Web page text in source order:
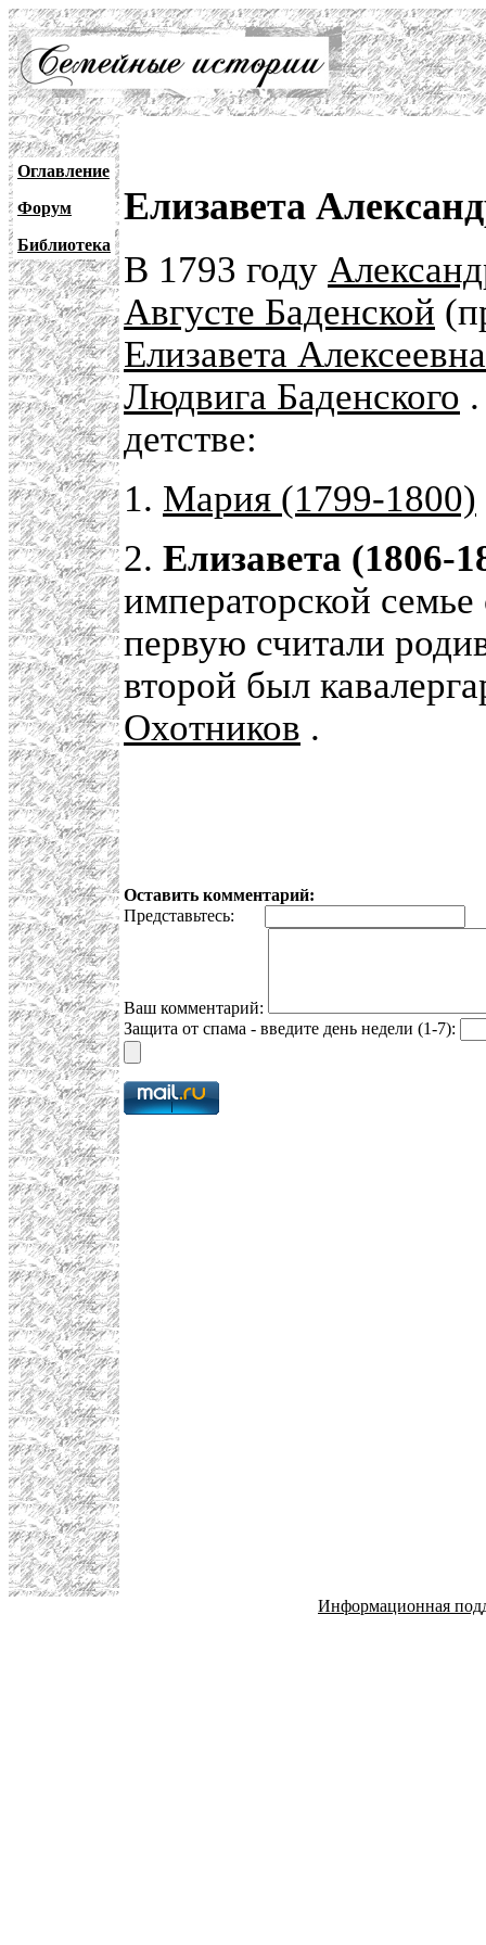
Оглавление
Форум
Библиотека
Елизавета
В 1793 году
Августе Баденской
Елизавета Алексеевна
Людвига Баденского
детстве:
1. Мария (1799-1800)
2. Елизавета (1806-
императорской
первую считали
второй был
Охотников .
Оставить комментарий:
Представьтесь:
Ваш комментарий:
Защита от спама - введите день недели (1-7):
Информационная